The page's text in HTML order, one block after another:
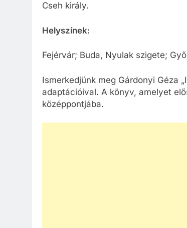
Cseh király.
Helyszínek:
Fejérvár; Buda, Nyulak szigete;
Ismerkedjünk meg Gárdonyi Géza
adaptációival. A könyv, amelyet
középpontjába.